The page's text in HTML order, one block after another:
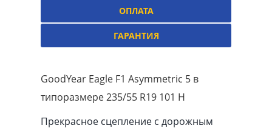
ОПЛАТА
ГАРАНТИЯ
GoodYear Eagle F1 Asymmetric 5 в
типоразмере 235/55 R19 101 H
Прекрасное сцепление с дорожным